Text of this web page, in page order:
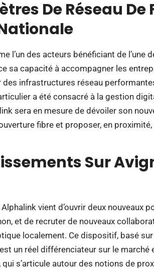
De Réseau De
l’un des acteurs bénéficiant de l’une
sa capacité à accompagner les
infrastructures réseau
a été consacré à la gestion
sera en mesure de dévoiler son
fibre et proposer, en proximité,
Sur
vient d’ouvrir deux nouveaux
et de recruter de nouveaux
localement. Ce dispositif, basé
un réel différenciateur sur le marché
s’articule autour des notions de